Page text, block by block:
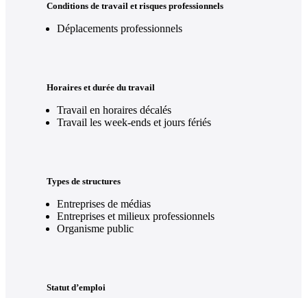
Conditions de travail et risques professionnels
Déplacements professionnels
Horaires et durée du travail
Travail en horaires décalés
Travail les week-ends et jours fériés
Types de structures
Entreprises de médias
Entreprises et milieux professionnels
Organisme public
Statut d’emploi